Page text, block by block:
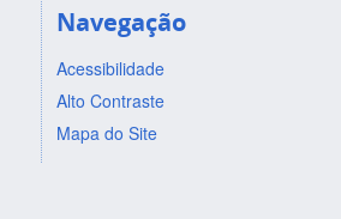
Navegação
Acessibilidade
Alto Contraste
Mapa do Site